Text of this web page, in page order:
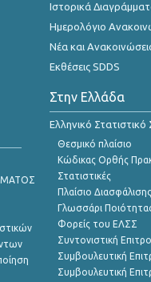
Ιστορικά
Ημερολόγιο
Νέα και
Εκθέσεις SDDS
Στην Ελλάδα
Ελληνικό
Θεσμικό πλαίσιο
Κώδικας Ορθής
Στατιστικές
Πλαίσιο
Γλωσσάρι
Φορείς του ΕΛΣΣ
Συντονιστική
Συμβουλευτική
Συμβουλευτική